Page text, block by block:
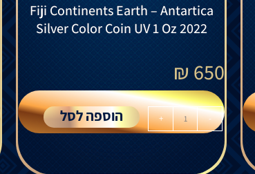
Fiji Continents Earth – Antartica
Silver Color Coin UV 1 Oz 2022
650
₪
-
+ הוספה לסל